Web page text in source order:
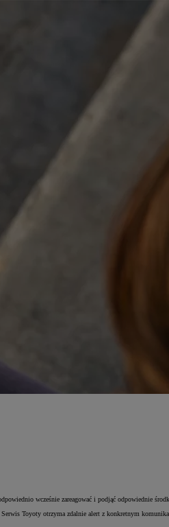
wcześnie zareagować i podjąć odpowiednie
Toyoty otrzyma zdalnie alert z konkretnym